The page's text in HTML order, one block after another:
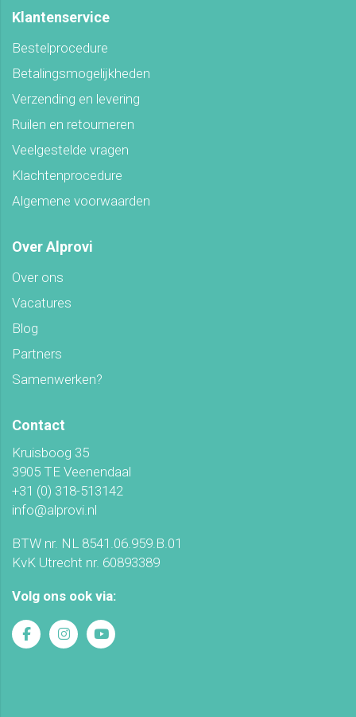
Klantenservice
Bestelprocedure
Betalingsmogelijkheden
Verzending en levering
Ruilen en retourneren
Veelgestelde vragen
Klachtenprocedure
Algemene voorwaarden
Over Alprovi
Over ons
Vacatures
Blog
Partners
Samenwerken?
Contact
Kruisboog 35
3905 TE Veenendaal
+31 (0) 318-513142
info@alprovi.nl
BTW nr. NL 8541.06.959.B.01
KvK Utrecht nr. 60893389
Volg ons ook via: